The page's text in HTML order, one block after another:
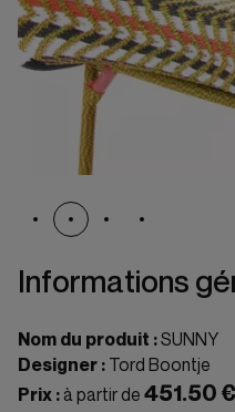
Informations
Nom du produit :SUNNY
Designer : Tord Boontje
Prix : à partir de 451.50